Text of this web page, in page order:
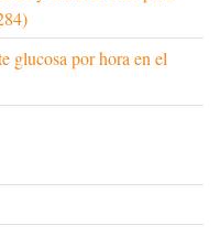
glucosa por hora en el